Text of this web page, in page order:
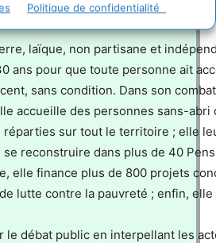
Politique de confidentialité
laïque, non partisane et
ans pour que toute personne ait
sans condition. Dans son
accueille des personnes sans-abri
réparties sur tout le territoire ; elle
reconstruire dans plus de 40
elle finance plus de 800 projets
lutte contre la pauvreté ; enfin,
débat public en interpellant les